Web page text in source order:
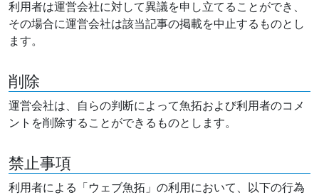
利用者は運営会社に対して異議を申し立てることができ、
その場合に運営会社は該当記事の掲載を中止するものとし
ます。
削除
運営会社は、自らの判断によって魚拓および利用者のコメ
ントを削除することができるものとします。
禁止事項
利用者による「ウェブ魚拓」の利用において、以下の行為